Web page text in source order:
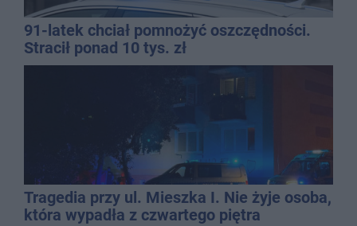
91-latek chciał pomnożyć oszczędności.
Stracił ponad 10 tys. zł
Tragedia przy ul. Mieszka I. Nie żyje osoba,
która wypadła z czwartego piętra